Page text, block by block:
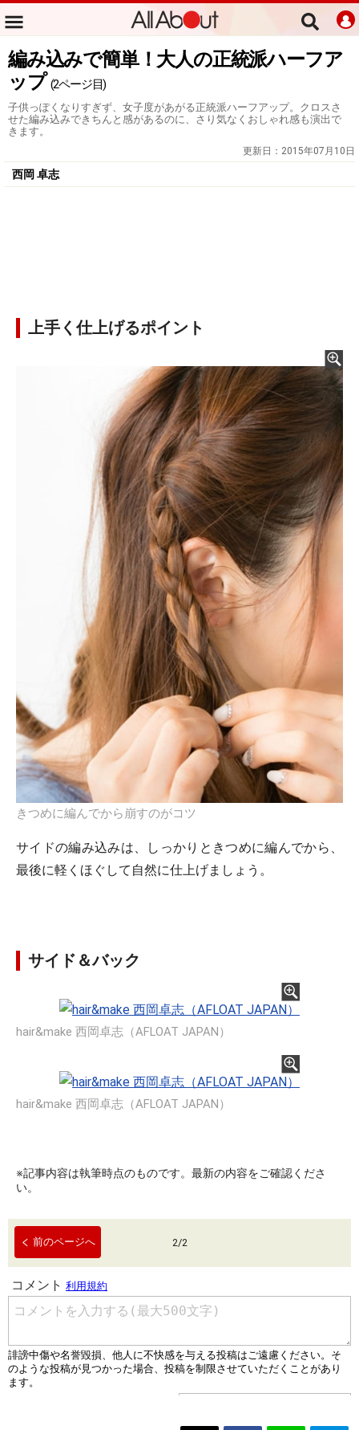
編み込みで簡単！大人の正統派ハーフア
ップ (2ページ目)
子供っぽくなりすぎず、女子度があがる正統派ハーフアップ。クロスさ
せた編み込みできちんと感があるのに、さり気なくおしゃれ感も演出で
きます。
更新日： 2015年07月10日
西岡 卓志
上手く仕上げるポイント
きつめに編んでから崩すのがコツ
サイドの編み込みは、しっかりときつめに編んでから、
最後に軽くほぐして自然に仕上げましょう。
サイド＆バック
hair&make 西岡卓志（AFLOAT JAPAN）
hair&make 西岡卓志（AFLOAT JAPAN）
※記事内容は執筆時点のものです。最新の内容をご確認くださ
い。
前のページへ 2/2